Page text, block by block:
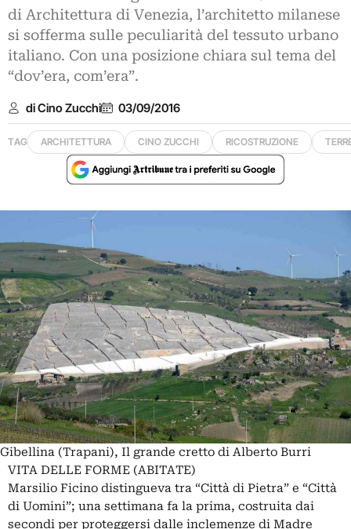
di Architettura di Venezia, l’architetto milanese
si sofferma sulle peculiarità del tessuto urbano
italiano. Con una posizione chiara sul tema del
“dov’era, com’era”.
di Cino Zucchi 03/09/2016
TAG ARCHITETTURA CINO ZUCCHI RICOSTRUZIONE
Gibellina (Trapani), Il grande cretto di Alberto Burri
VITA DELLE FORME (ABITATE)
Marsilio Ficino distingueva tra “Città di Pietra” e “Città
di Uomini”; una settimana fa la prima, costruita dai
secondi per proteggersi dalle inclemenze di Madre